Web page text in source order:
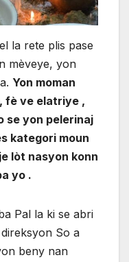
la rete plis pase
mèveye, yon
Yon moman
fè ve elatriye ,
se yon pelerinaj
kategori moun
lòt nasyon konn
yo .
Pal la ki se abri
So a
beny nan